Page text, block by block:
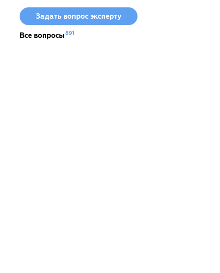
Задать вопрос эксперту
Все вопросы891